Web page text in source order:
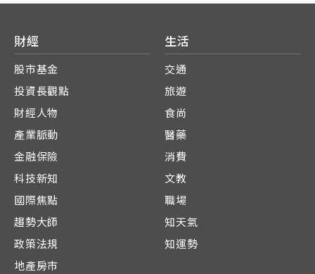
財經
股市基金
投資長觀點
財經人物
產業脈動
金融保險
科技新知
國際焦點
趨勢大師
政策法規
地產房市
生活
交通
旅遊
食尚
醫藥
消費
文教
職場
知天氣
知運勢